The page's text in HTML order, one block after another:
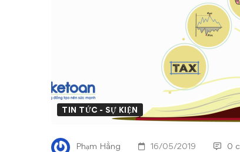
tháng
5/2019
TIN TỨC - SỰ KIỆN
Phạm Hằng 16/05/2019 0